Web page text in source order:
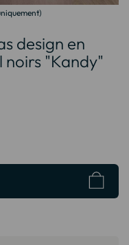
design en
noirs "Kandy"